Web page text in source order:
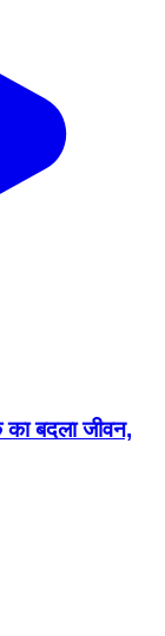
बदला जीवन,